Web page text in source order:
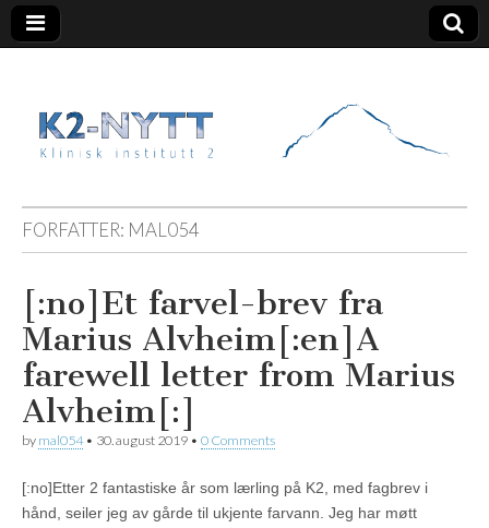
K2 Nytt
FORFATTER: MAL054
[:no]Et farvel-brev fra
Marius Alvheim[:en]A
farewell letter from Marius
Alvheim[:]
by mal054• 30. august 2019 • 0 Comments
[:no]Etter 2 fantastiske år som lærling på K2, med fagbrev i
hånd, seiler jeg av gårde til ukjente farvann. Jeg har møtt